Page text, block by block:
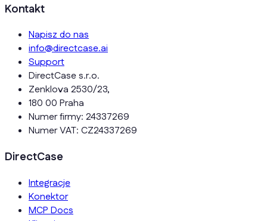
Kontakt
Napisz do nas
info@directcase.ai
Support
DirectCase s.r.o.
Zenklova 2530/23,
180 00 Praha
Numer firmy: 24337269
Numer VAT: CZ24337269
DirectCase
Integracje
Konektor
MCP Docs